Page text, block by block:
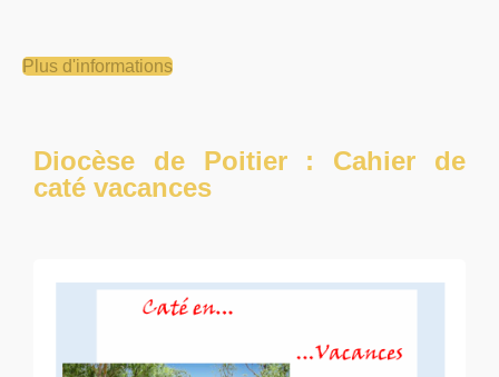
Plus d'informations
Diocèse de Poitier : Cahier de
caté vacances